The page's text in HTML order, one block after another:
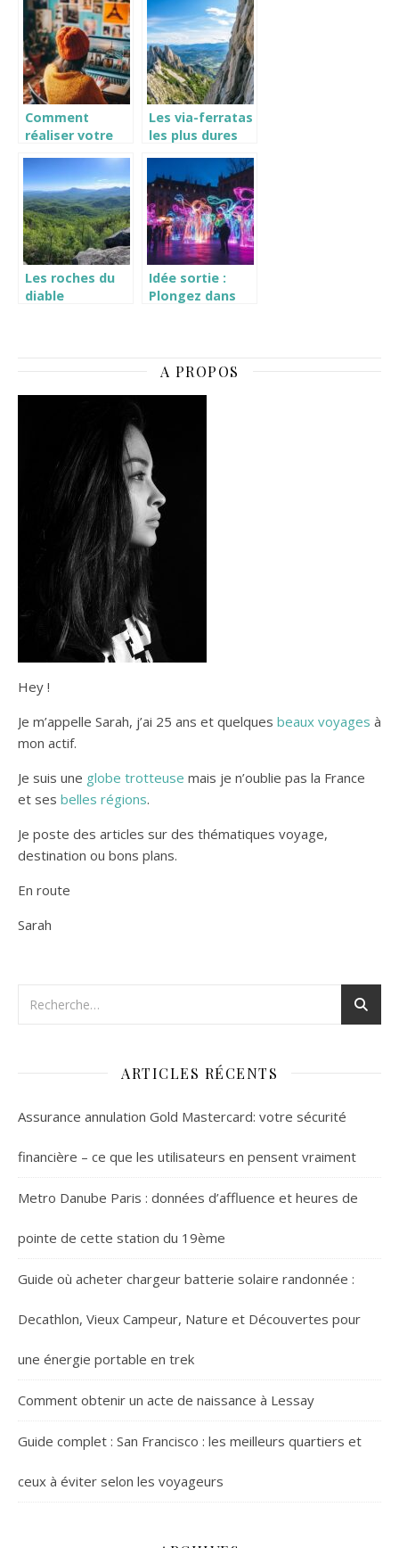
Moselle à
Bussang : une
activité éco-
responsable
dans le Parc
Naturel des
Ballons des
Vosges
meilleure
balade dans le
Marais ! – Paris
ZigZag
Comment
réaliser votre
ligne facilement
Les via-ferratas
les plus dures
qui mettront
vos nerfs à
l’épreuve
Les roches du
diable
Idée sortie :
Plongez dans
Lyon,
A PROPOS
Hey !
Je m’appelle Sarah, j’ai 25 ans et quelques beaux voyages à
mon actif.
Je suis une globe trotteuse mais je n’oublie pas la France
et ses belles régions.
Je poste des articles sur des thématiques voyage,
destination ou bons plans.
En route
Sarah
ARTICLES RÉCENTS
Assurance annulation Gold Mastercard: votre sécurité
financière – ce que les utilisateurs en pensent vraiment
Metro Danube Paris : données d’affluence et heures de
pointe de cette station du 19ème
Guide où acheter chargeur batterie solaire randonnée :
Decathlon, Vieux Campeur, Nature et Découvertes pour
une énergie portable en trek
Comment obtenir un acte de naissance à Lessay
Guide complet : San Francisco : les meilleurs quartiers et
ceux à éviter selon les voyageurs